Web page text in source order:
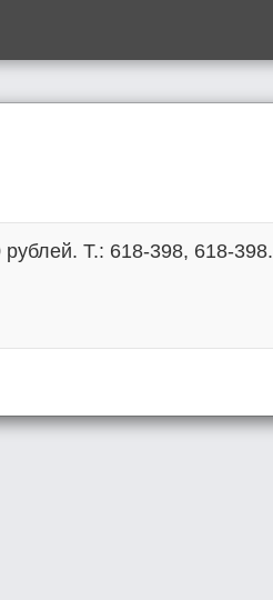
Т.: 618-398, 618-398.